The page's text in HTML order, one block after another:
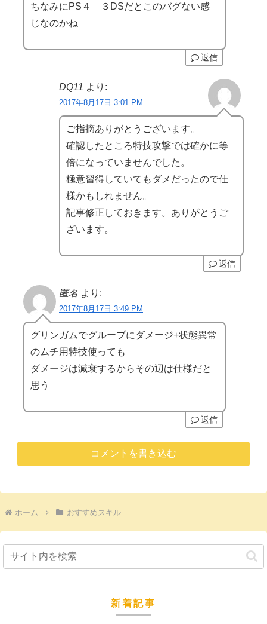
ちなみにPS４ ３DSだとこのバグない感
じなのかね
返信
DQ11 より:
2017年8月17日 3:01 PM
ご指摘ありがとうございます。
確認したところ特技攻撃では確かに等
倍になっていませんでした。
極意習得していてもダメだったので仕
様かもしれません。
記事修正しておきます。ありがとうご
ざいます。
返信
匿名 より:
2017年8月17日 3:49 PM
グリンガムでグループにダメージ+状態異常
のムチ用特技使っても
ダメージは減衰するからその辺は仕様だと
思う
返信
コメントを書き込む
ホーム おすすめスキル
新着記事